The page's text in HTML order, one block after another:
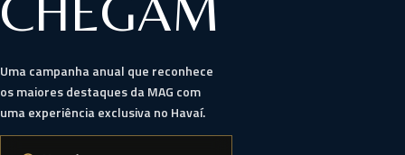
Uma campanha anual que reconhece
os maiores destaques da MAG com
uma experiência exclusiva no Havaí.